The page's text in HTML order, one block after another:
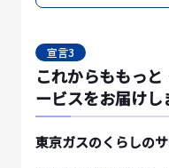
宣言3
これからももっ
ービスをお届けし
東京ガスのくらしの